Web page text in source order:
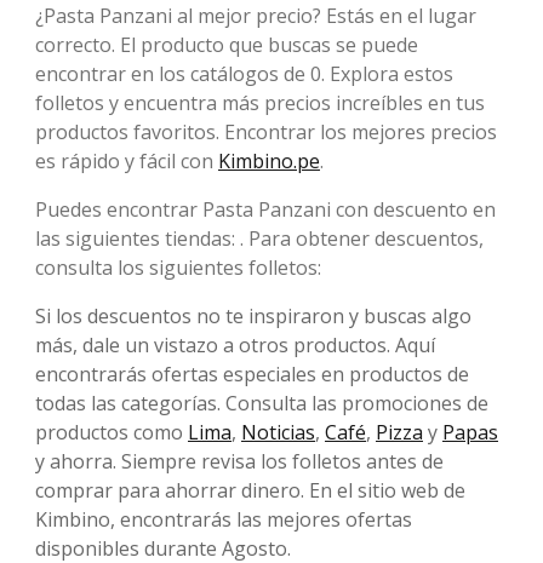
¿Pasta Panzani al mejor precio? Estás en el lugar
correcto. El producto que buscas se puede
encontrar en los catálogos de 0. Explora estos
folletos y encuentra más precios increíbles en tus
productos favoritos. Encontrar los mejores precios
es rápido y fácil con Kimbino.pe.
Puedes encontrar Pasta Panzani con descuento en
las siguientes tiendas: . Para obtener descuentos,
consulta los siguientes folletos:
Si los descuentos no te inspiraron y buscas algo
más, dale un vistazo a otros productos. Aquí
encontrarás ofertas especiales en productos de
todas las categorías. Consulta las promociones de
productos como Lima, Noticias, Café, Pizza y Papas
y ahorra. Siempre revisa los folletos antes de
comprar para ahorrar dinero. En el sitio web de
Kimbino, encontrarás las mejores ofertas
disponibles durante Agosto.